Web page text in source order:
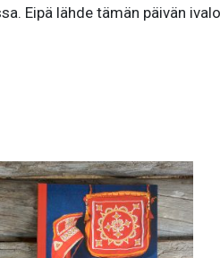
Eipä lähde tämän päivän